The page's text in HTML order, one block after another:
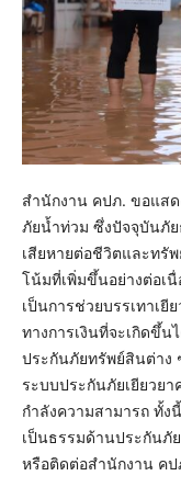
สำนักงาน คปภ. ขอแสด
ภัยน้ำท่วม ซึ่งปัจจุบันภั
เสียหายต่อชีวิตและทรั
โน้มที่เพิ่มขึ้นอย่างต่อเ
เป็นการช่วยบรรเทาเยี
ทางการเงินที่จะเกิดขึ้น
ประกันภัยทรัพย์สินต่าง
ระบบประกันภัยเยียวย
กำลังความสามารถ ทั้
เป็นธรรมด้านประกันภั
หรือติดต่อสำนักงาน ค